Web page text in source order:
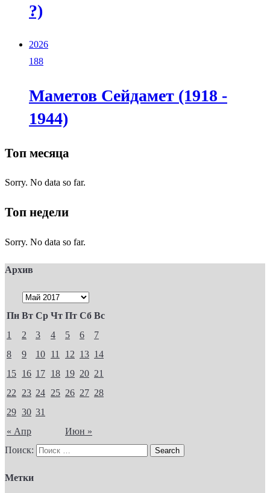
?)
2026
188
Маметов Сейдамет (1918 -
1944)
Топ месяца
Sorry. No data so far.
Топ недели
Sorry. No data so far.
Архив
Пн Вт Ср Чт Пт Сб Вс
« Апр Июн »
1 2 3 4 5 6
7
8
9 10 11 12 13 14
15 16 17 18 19 20 21
22
23 24 25 26 27 28
29 30 31
Поиск:
Метки